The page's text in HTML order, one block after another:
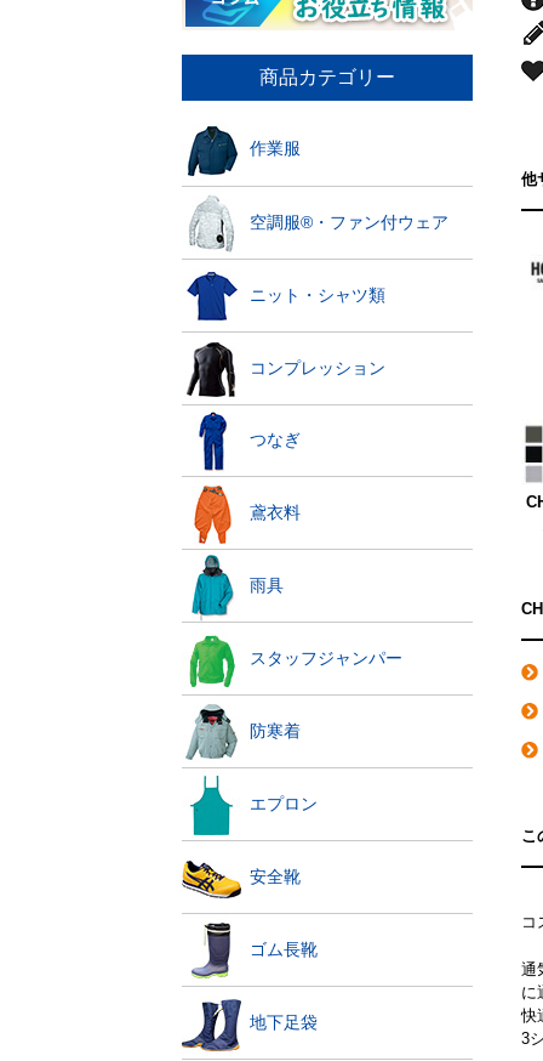
商品カテゴリー
作業服
空調服®・ファン付ウェア
ニット・シャツ類
コンプレッション
つなぎ
鳶衣料
雨具
スタッフジャンパー
防寒着
エプロン
安全靴
ゴム長靴
地下足袋
他
こ
コ
通
に
快
3